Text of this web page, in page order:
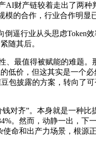
AI财产链较着走出了两种
的合作，行业合作明显
逼行业从头思虑Token效
随其后。
最值得被赋能的难题。
低价，但这其实是一个必
包披露的方案，转向了
对齐”。本身就是一种比
。然而，动静一出，下
使命和出产力场景，根源